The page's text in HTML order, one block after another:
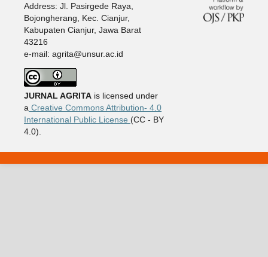
Address: Jl. Pasirgede Raya,
Bojongherang, Kec. Cianjur,
Kabupaten Cianjur, Jawa Barat
43216
e-mail: agrita@unsur.ac.id
JURNAL AGRITAis licensed under
a Creative Commons Attribution- 4.0
International Public License (CC - BY
4.0).